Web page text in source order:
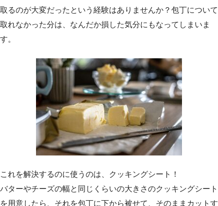
取るのが大変だったという経験はありませんか？包丁について
取れなかった分は、なんだか損した気分にもなってしまいま
す。
これを解決するのに使うのは、クッキングシート！
バターやチーズの幅と同じくらいの大きさのクッキングシート
を用意したら、それを包丁に下から被せて、そのままカットす